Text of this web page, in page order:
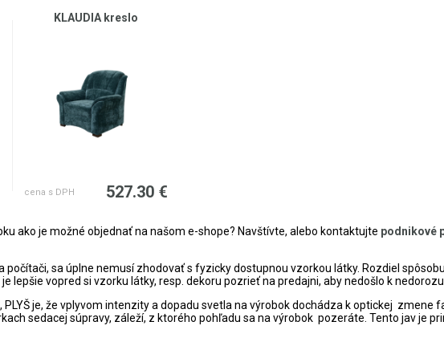
KLAUDIA kreslo
cena s DPH 527.30 €
ako je možné objednať na našom e-shope? Navštívte, alebo kontaktujte podnikové
sa úplne nemusí zhodovať s fyzicky dostupnou vzorkou látky. Rozdiel
vopred si vzorku látky, resp. dekoru pozrieť na predajni, aby nedošlo k
PLYŠ je, že vplyvom intenzity a dopadu svetla na výrobok dochádza k optickej zmene
sedacej súpravy, záleží, z ktorého pohľadu sa na výrobok pozeráte. Tento jav je